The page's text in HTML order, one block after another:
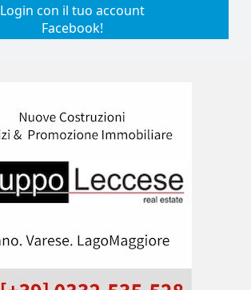
Login con il tuo account
Facebook!